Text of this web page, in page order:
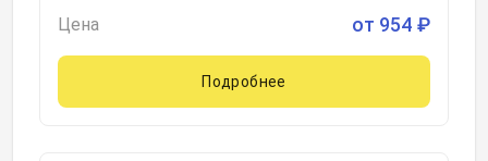
Цена от 954 ₽
Подробнее